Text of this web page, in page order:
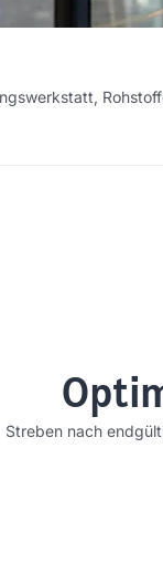
Streben nach